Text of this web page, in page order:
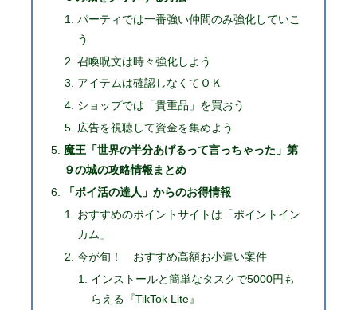
パーティでは一番強い仲間のみ強化していこ
う
召喚呪文は時々強化しよう
アイテムは確認しなくてＯＫ
ショップでは「貴重品」を買おう
広告を視聴して資金を集めよう
魔王「世界の半分あげるって言っちゃった」第
９の城の攻略情報まとめ
「ポイ活の達人」からのお得情報
おすすめのポイントサイトは「ポイントイン
カム」
今が旬！ おすすめ高額お小遣い案件
インストールと簡単なタスクで5000円も
らえる『TikTok Lite』